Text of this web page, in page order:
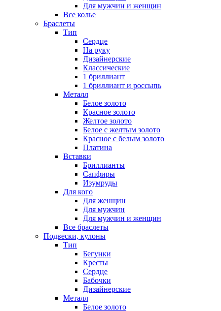
Для мужчин и женщин
Все колье
Браслеты
Тип
Сердце
На руку
Дизайнерские
Классические
1 бриллиант
1 бриллиант и россыпь
Металл
Белое золото
Красное золото
Желтое золото
Белое с желтым золото
Красное с белым золото
Платина
Вставки
Бриллианты
Сапфиры
Изумруды
Для кого
Для женщин
Для мужчин
Для мужчин и женщин
Все браслеты
Подвески, кулоны
Тип
Бегунки
Кресты
Сердце
Бабочки
Дизайнерские
Металл
Белое золото